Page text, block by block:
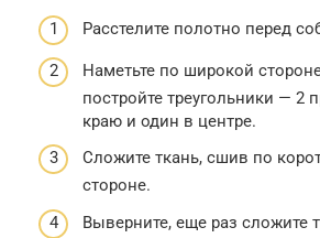
Расстелите полотно перед
Наметьте по широкой
постройте треугольники — 2
краю и один в центре.
Сложите ткань, сшив по
стороне.
Выверните, еще раз сложите